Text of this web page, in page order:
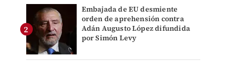
Embajada de EU desmiente
orden de aprehensión contra
Adán Augusto López difundida
por Simón Levy